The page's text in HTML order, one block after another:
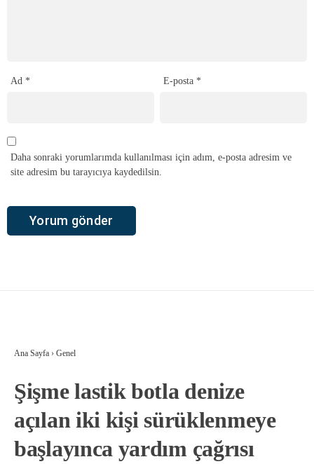
Ad * E-posta *
Daha sonraki yorumlarımda kullanılması için adım, e-posta adresim ve
site adresim bu tarayıcıya kaydedilsin.
Ana Sayfa › Genel
Şişme lastik botla denize
açılan iki kişi sürüklenmeye
başlayınca yardım çağrısı